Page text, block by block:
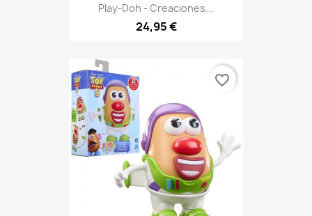
Play-Doh - Creaciones...
24,95 €
favorite_border